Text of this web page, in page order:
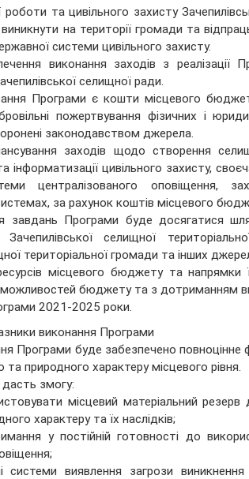
та цивільного захисту
на території громади та
системи цивільного захисту.
виконання заходів з
селищної ради.
Програми є кошти місцевого
пожертвування фізичних і
законодавством джерела.
заходів щодо створення
інформатизації цивільного захисту,
централізованого оповіщення,
за рахунок коштів місцевого
завдань Програми буде досягатися
Зачепилівської селищної
територіальної громади та інших
місцевого бюджету та
можливостей бюджету та з дотриманням
2021-2025 роки.
виконання Програми
Програми буде забезпечено повноцінне
та природного характеру місцевого рівня.
змогу:
місцевий матеріальний резерв
характеру та їх наслідків;
у постійній готовності до
системи виявлення загрози